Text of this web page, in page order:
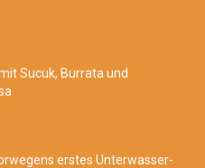
Sucuk, Burrata und
erstes Unterwasser-